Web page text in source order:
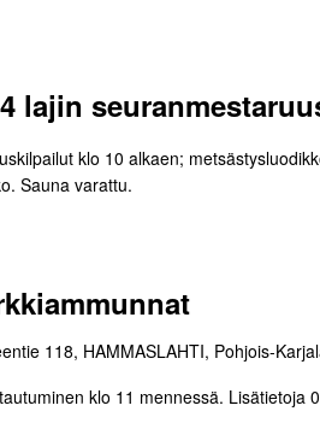
lajin
klo 10 alkaen;
Sauna varattu.
118, HAMMASLAHTI, Pohjois-
klo 11 mennessä. Lisätietoja